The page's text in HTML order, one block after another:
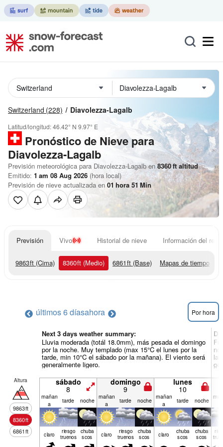
Switzerland (228) Diavolezza-Lagalb
Latitud/longitud:46.42° N 9.97° E
Pronóstico de Nievepara
Diavolezza-Lagalb
Previsión meteorológica para Diavolezza-Lagalb en 8360ftaltitud
Emitido: 1 am 08 Aug 2026 (hora local)
Previsión de nieve actualizada en 01 hora 51 Min
Previsión Vivo Historial de nieve Información del
9863ft (Cima) 8360ft (Medio) 6861ft (Base) Mapas de tiempo
últimos 6 díasahora Por hora
Next 3 days weather summary:
Lluvia moderada (totál 18.0mm), más pesada el domingo
por la noche. Muy templado (max 15°C el lunes por la
tarde, min 10°C el sábado por la mañana). El viento será
generalmente ligero.
la
Altura
9863ft
8360ft
6861ft
sábado
8
domingo
9
lunes
10
mañan
a
tarde noche mañan
a
tarde noche mañan
a
tarde noche
claro riesgo
truenos
chuba
scos claro riesgo
truenos
chuba
scos claro chuba
scos
chuba
scos